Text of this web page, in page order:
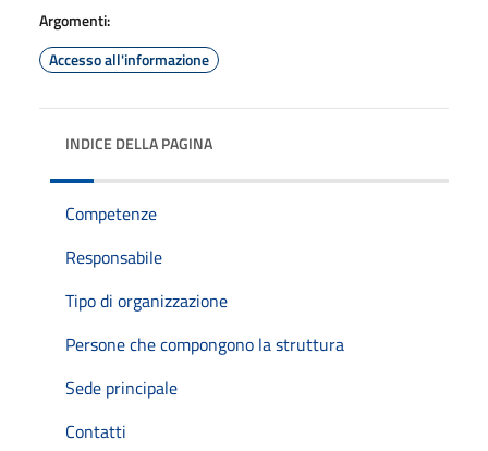
Argomenti:
Accesso all'informazione
INDICE DELLA PAGINA
Competenze
Responsabile
Tipo di organizzazione
Persone che compongono la struttura
Sede principale
Contatti